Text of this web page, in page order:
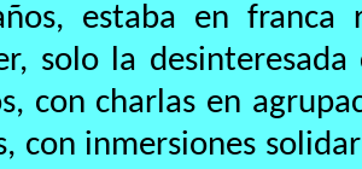
estaba en
solo la
con charlas en
con inmersiones